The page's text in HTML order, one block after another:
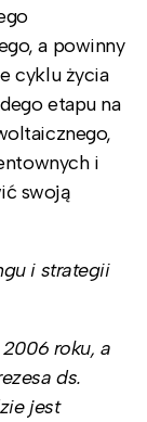
a powinny
cyklu życia
etapu na
i
swoją
i strategii
2006 roku, a
ds.
jest